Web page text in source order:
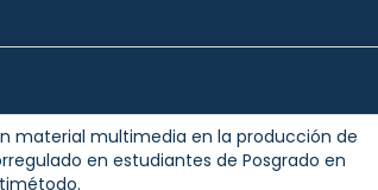
material multimedia en la producción de
en estudiantes de Posgrado en